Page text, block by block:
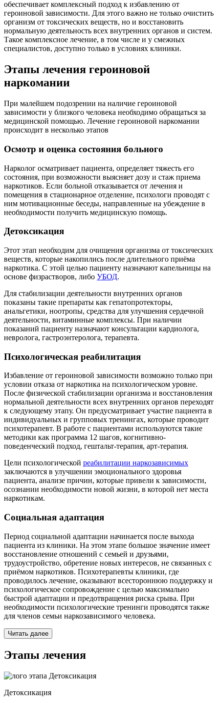
обеспечивает комплексный подход к избавлению от
героиновой зависимости. Для этого важно не только очистить
организм от токсических веществ, но и восстановить
нормальную деятельность всех внутренних органов и систем.
Такое комплексное лечение, в том числе и у смежных
специалистов, доступно только в условиях клиники.
Этапы лечения героиновой
наркомании
При малейшем подозрении на наличие героиновой
зависимости у близкого человека необходимо обращаться за
медицинской помощью. Лечение героиновой наркомании
происходит в несколько этапов
Осмотр и оценка состояния больного
Нарколог осматривает пациента, определяет тяжесть его
состояния, при возможности выясняет дозу и стаж приема
наркотиков. Если больной отказывается от лечения и
помещения в стационарное отделение, психологи проводят с
ним мотивационные беседы, направленные на убеждение в
необходимости получить медицинскую помощь.
Детоксикация
Этот этап необходим для очищения организма от токсических
веществ, которые накопились после длительного приёма
наркотика. С этой целью пациенту назначают капельницы на
основе физрастворов, либо УБОД.
Для стабилизации деятельности внутренних органов
показаны такие препараты как гепатопротекторы,
анальгетики, ноотропы, средства для улучшения сердечной
деятельности, витаминные комплексы. При наличии
показаний пациенту назначают консультации кардиолога,
невролога, гастроэнтеролога, терапевта.
Психологическая реабилитация
Избавление от героиновой зависимости возможно только при
условии отказа от наркотика на психологическом уровне.
После физической стабилизации организма и восстановления
нормальной деятельности всех внутренних органов переходят
к следующему этапу. Он предусматривает участие пациента в
индивидуальных и групповых тренингах, которые проводит
психотерапевт. В работе с пациентами используются такие
методики как программа 12 шагов, когнитивно-
поведенческий подход, гештальт-терапия, арт-терапия.
Цели психологической реабилитации наркозависимых
заключаются в улучшении эмоционального здоровья
пациента, анализе причин, которые привели к зависимости,
осознании необходимости новой жизни, в которой нет места
наркотикам.
Социальная адаптация
Период социальной адаптации начинается после выхода
пациента из клиники. На этом этапе большое значение имеет
восстановление отношений с семьей и друзьями,
трудоустройство, обретение новых интересов, не связанных с
приёмом наркотиков. Психотерапевты клиники, где
проводилось лечение, оказывают всестороннюю поддержку и
психологическое сопровождение с целью максимально
быстрой адаптации и предотвращения риска срыва. При
необходимости психологические тренинги проводятся также
для членов семьи наркозависимого человека.
Читать далее
Этапы лечения
Детоксикация